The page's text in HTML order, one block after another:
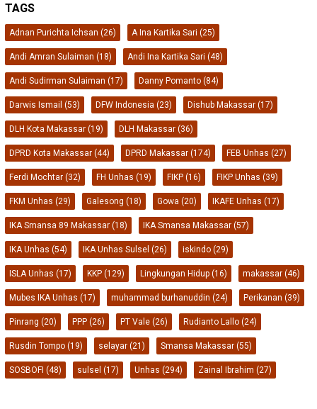
TAGS
Adnan Purichta Ichsan (26) A Ina Kartika Sari (25)
Andi Amran Sulaiman (18) Andi Ina Kartika Sari (48)
Andi Sudirman Sulaiman (17) Danny Pomanto (84)
Darwis Ismail (53) DFW Indonesia (23) Dishub Makassar (17)
DLH Kota Makassar (19) DLH Makassar (36)
DPRD Kota Makassar (44) DPRD Makassar (174) FEB Unhas (27)
Ferdi Mochtar (32) FH Unhas (19) FIKP (16) FIKP Unhas (39)
FKM Unhas (29) Galesong (18) Gowa (20) IKAFE Unhas (17)
IKA Smansa 89 Makassar (18) IKA Smansa Makassar (57)
IKA Unhas (54) IKA Unhas Sulsel (26) iskindo (29)
ISLA Unhas (17) KKP (129) Lingkungan Hidup (16) makassar (46)
Mubes IKA Unhas (17) muhammad burhanuddin (24) Perikanan (39)
Pinrang (20) PPP (26) PT Vale (26) Rudianto Lallo (24)
Rusdin Tompo (19) selayar (21) Smansa Makassar (55)
SOSBOFI (48) sulsel (17) Unhas (294) Zainal Ibrahim (27)